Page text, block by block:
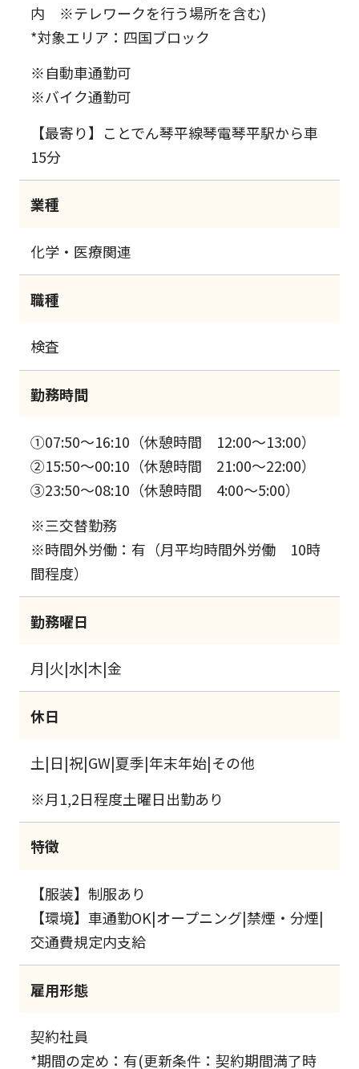
内 ※テレワークを行う場所を含む)
*対象エリア：四国ブロック
※自動車通勤可
※バイク通勤可
【最寄り】ことでん琴平線琴電琴平駅から車
15分
業種
化学・医療関連
職種
検査
勤務時間
①07:50～16:10（休憩時間 12:00～13:00）
②15:50～00:10（休憩時間 21:00～22:00）
③23:50～08:10（休憩時間 4:00～5:00）
※三交替勤務
※時間外労働：有（月平均時間外労働 10時
間程度）
勤務曜日
月|火|水|木|金
休日
土|日|祝|GW|夏季|年末年始|その他
※月1,2日程度土曜日出勤あり
特徴
【服装】制服あり
【環境】車通勤OK|オープニング|禁煙・分煙|
交通費規定内支給
雇用形態
契約社員
*期間の定め：有(更新条件：契約期間満了時